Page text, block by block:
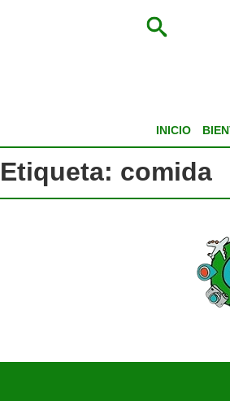
INICIO
Etiqueta: comida